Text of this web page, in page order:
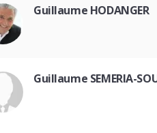
Guillaume HODANGER
Guillaume SEMERIA-